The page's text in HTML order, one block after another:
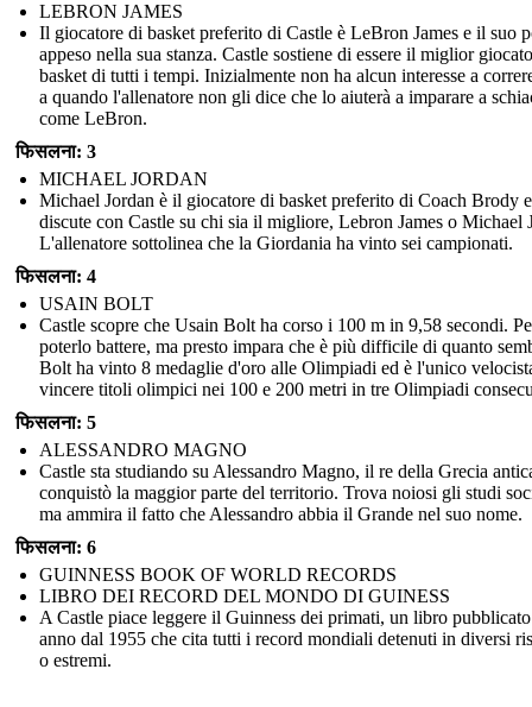
LEBRON JAMES
Il giocatore di basket preferito di Castle è LeBron James e il suo
appeso nella sua stanza. Castle sostiene di essere il miglior
basket di tutti i tempi. Inizialmente non ha alcun interesse a
a quando l'allenatore non gli dice che lo aiuterà a imparare a
come LeBron.
फिसलना: 3
MICHAEL JORDAN
Michael Jordan è il giocatore di basket preferito di Coach Brody e
discute con Castle su chi sia il migliore, Lebron James o Michael
L'allenatore sottolinea che la Giordania ha vinto sei campionati.
फिसलना: 4
USAIN BOLT
Castle scopre che Usain Bolt ha corso i 100 m in 9,58 secondi.
poterlo battere, ma presto impara che è più difficile di quanto
Bolt ha vinto 8 medaglie d'oro alle Olimpiadi ed è l'unico
vincere titoli olimpici nei 100 e 200 metri in tre Olimpiadi
फिसलना: 5
ALESSANDRO MAGNO
Castle sta studiando su Alessandro Magno, il re della Grecia
conquistò la maggior parte del territorio. Trova noiosi gli studi
ma ammira il fatto che Alessandro abbia il Grande nel suo nome.
फिसलना: 6
GUINNESS BOOK OF WORLD RECORDS
LIBRO DEI RECORD DEL MONDO DI GUINESS
A Castle piace leggere il Guinness dei primati, un libro
anno dal 1955 che cita tutti i record mondiali detenuti in diversi
o estremi.